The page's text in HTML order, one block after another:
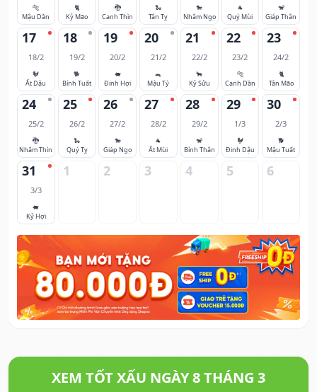
🐅
Mậu Dần
🐈
Kỷ Mão
🐉
Canh Thìn
🐍
Tân Tỵ
🐎
Nhâm Ngọ
🐐
Quý Mùi
🐒
Giáp Thân
17
18/2
🐓
Ất Dậu
18
19/2
🐕
Bính Tuất
19
20/2
🐖
Đinh Hợi
20
21/2
🐀
Mậu Tý
21
22/2
🐂
Kỷ Sửu
22
23/2
🐅
Canh Dần
23
24/2
🐈
Tân Mão
24
25/2
🐉
Nhâm Thìn
25
26/2
🐍
Quý Tỵ
26
27/2
🐎
Giáp Ngọ
27
28/2
🐐
Ất Mùi
28
29/2
🐒
Bính Thân
29
1/3
🐓
Đinh Dậu
30
2/3
🐕
Mậu Tuất
31
3/3
🐖
Kỷ Hợi
1 2 3 4 5 6
XEM TỐT XẤU NGÀY 8 THÁNG 3